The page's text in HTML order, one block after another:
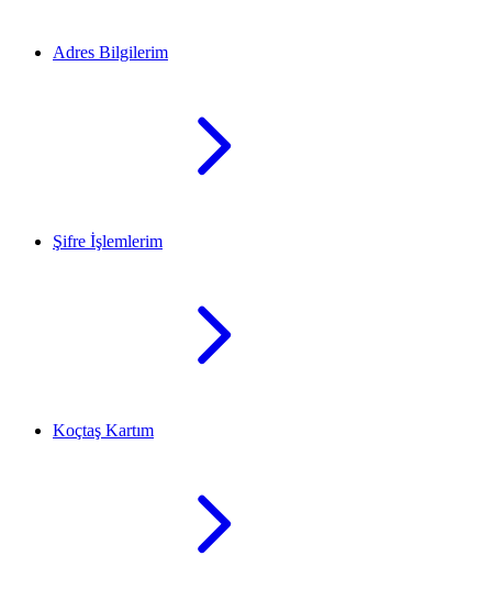
Adres Bilgilerim
Şifre İşlemlerim
Koçtaş Kartım